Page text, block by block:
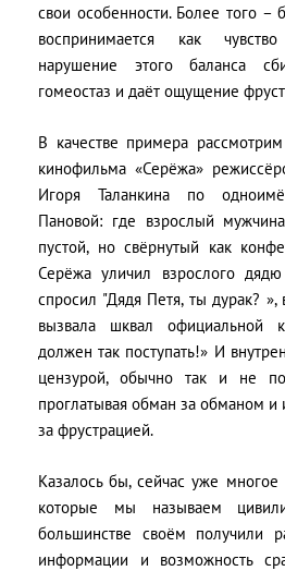
свои особенности. Более того –
воспринимается как
нарушение этого баланса
гомеостаз и даёт ощущение
В качестве примера
кинофильма «Серёжа»
Игоря Таланкина по
Пановой: где взрослый
пустой, но свёрнутый как
Серёжа уличил взрослого
спросил "Дядя Петя, ты дурак?
вызвала шквал официальной
должен так поступать!» И
цензурой, обычно так и не
проглатывая обман за обманом
за фрустрацией.
Казалось бы, сейчас уже многое
которые мы называем
большинстве своём получили
информации и возможность